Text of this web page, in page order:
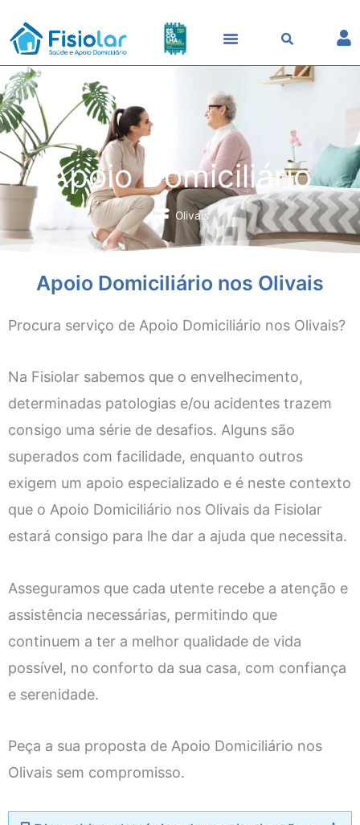
content
Apoio Domiciliário
Olivais
Apoio Domiciliário nos Olivais
Procura serviço de Apoio Domiciliário nos Olivais?
Na Fisiolar sabemos que o envelhecimento,
determinadas patologias e/ou acidentes trazem
consigo uma série de desafios. Alguns são
superados com facilidade, enquanto outros
exigem um apoio especializado e é neste contexto
que o Apoio Domiciliário nos Olivais da Fisiolar
estará consigo para lhe dar a ajuda que necessita.
Asseguramos que cada utente recebe a atenção e
assistência necessárias, permitindo que
continuem a ter a melhor qualidade de vida
possível, no conforto da sua casa, com confiança
e serenidade.
Peça a sua proposta de Apoio Domiciliário nos
Olivais sem compromisso.